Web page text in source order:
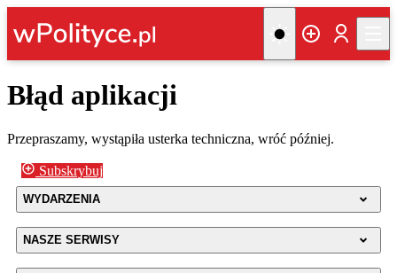
Błąd aplikacji
Przepraszamy, wystąpiła usterka techniczna, wróć później.
Subskrybuj
WYDARZENIA
NASZE SERWISY